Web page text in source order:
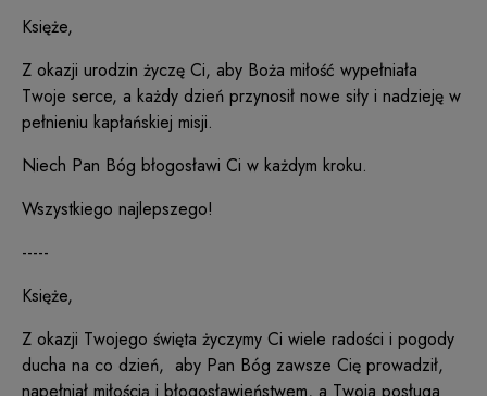
Księże,
Z okazji urodzin życzę Ci, aby Boża miłość wypełniała
Twoje serce, a każdy dzień przynosił nowe siły i nadzieję w
pełnieniu kapłańskiej misji.
Niech Pan Bóg błogosławi Ci w każdym kroku.
Wszystkiego najlepszego!
-----
Księże,
Z okazji Twojego święta życzymy Ci wiele radości i pogody
ducha na co dzień, aby Pan Bóg zawsze Cię prowadził,